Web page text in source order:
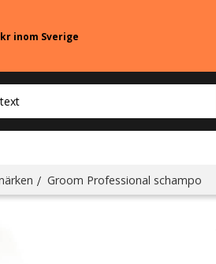
inom Sverige
Groom Professional schampo